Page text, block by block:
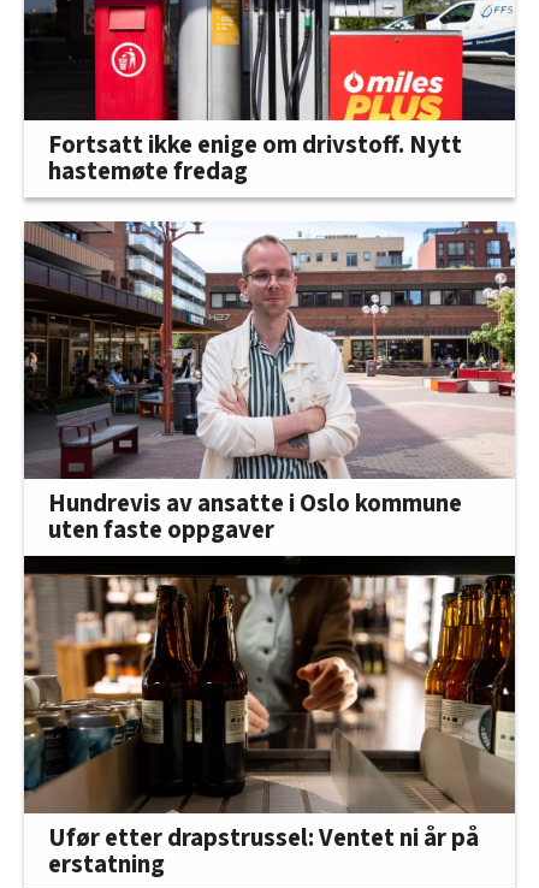
Fortsatt ikke enige om drivstoff. Nytt
hastemøte fredag
Hundrevis av ansatte i Oslo kommune
uten faste oppgaver
Ufør etter drapstrussel: Ventet ni år på
erstatning